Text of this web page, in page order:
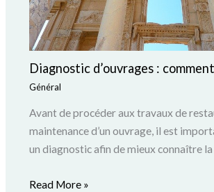
Diagnostic d’ouvrages :
Général
Avant de procéder aux travaux de
maintenance d’un ouvrage, il est
un diagnostic afin de mieux connaître
Read More »